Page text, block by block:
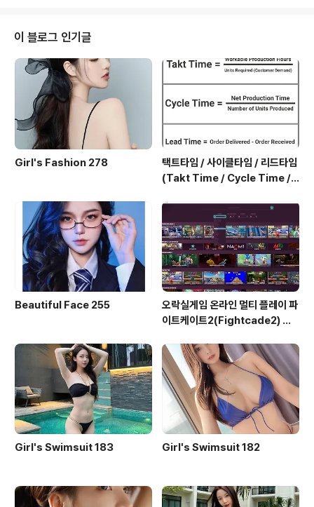
10) Like a Song / Lenka / 3:20 11) We Will Not Gr
ow Ol..
이 블로그 인기글
Girl's Fashion 278
택트타임 / 사이클타임 / 리드타임
(Takt Time / Cycle Time / L
Beautiful Face 255
오락실게임 온라인 멀티 플레이 파
이트케이트2(Fightcade2) 설
Girl's Swimsuit 183 Girl's Swimsuit 182